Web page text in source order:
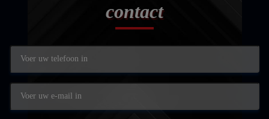
contact